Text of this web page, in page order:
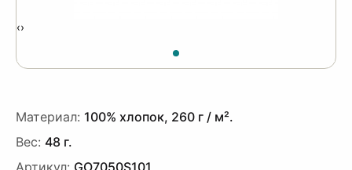
‹›
Материал: 100% хлопок, 260 г / м².
Вес: 48 г.
Артикул: GO7050S101